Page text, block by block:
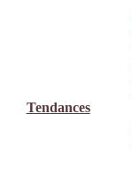
Tendances